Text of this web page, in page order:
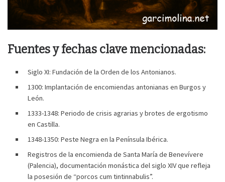
Fuentes y fechas clave mencionadas:
Siglo XI: Fundación de la Orden de los Antonianos.
1300: Implantación de encomiendas antonianas en Burgos y
León.
1333-1348: Periodo de crisis agrarias y brotes de ergotismo
en Castilla.
1348-1350: Peste Negra en la Península Ibérica.
Registros de la encomienda de Santa María de Benevívere
(Palencia), documentación monástica del siglo XIV que refleja
la posesión de “porcos cum tintinnabulis”.